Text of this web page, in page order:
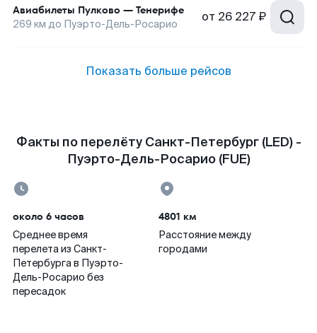
Авиабилеты Пулково — Тенерифе
269 км до Пуэрто-Дель-Росарио от 26 227 ₽
Показать больше рейсов
Факты по перелёту Санкт-Петербург (LED) -
Пуэрто-Дель-Росарио (FUE)
около 6 часов
Среднее время
перелета из Санкт-
Петербурга в Пуэрто-
Дель-Росарио без
пересадок
4801 км
Расстояние между
городами